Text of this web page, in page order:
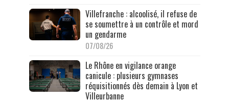
Villefranche : alcoolisé, il refuse de
se soumettre à un contrôle et mord
un gendarme
07/08/26
Le Rhône en vigilance orange
canicule : plusieurs gymnases
réquisitionnés dès demain à Lyon et
Villeurbanne